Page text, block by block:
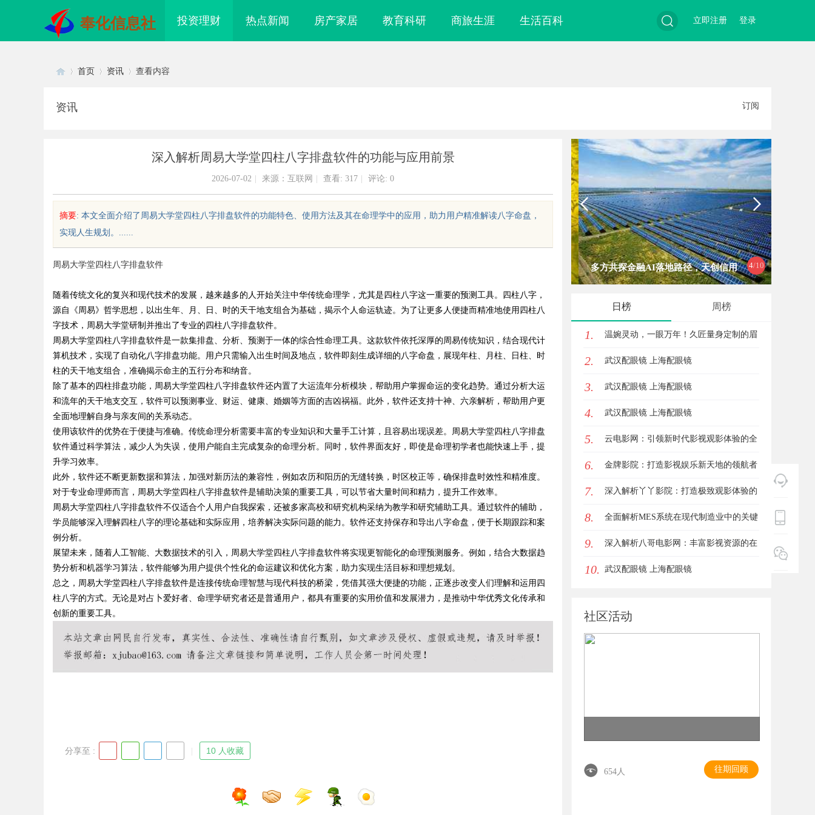
奉化信息社 投资理财 热点新闻 房产家居 教育科研 商旅生涯 生活百科
索
登录
立即注册
uz
!
Bo
首页 资讯 查看内容
资讯 订阅
深入解析周易大学堂四柱八字排盘软件的功能与应用前景
2026-07-02 来源：互联网 查看: 317 评论: 0
摘要: 本文全面介绍了周易大学堂四柱八字排盘软件的功能特色、使用方法及其在命理学中的应用，助力用户精准解读八字命盘，
实现人生规划。......
周易大学堂四柱八字排盘软件
随着传统文化的复兴和现代技术的发展，越来越多的人开始关注中华传统命理学，尤其是四柱八字这一重要的预测工具。四柱八字，
源自《周易》哲学思想，以出生年、月、日、时的天干地支组合为基础，揭示个人命运轨迹。为了让更多人便捷而精准地使用四柱八
字技术，周易大学堂研制并推出了专业的四柱八字排盘软件。
周易大学堂四柱八字排盘软件是一款集排盘、分析、预测于一体的综合性命理工具。这款软件依托深厚的周易传统知识，结合现代计
算机技术，实现了自动化八字排盘功能。用户只需输入出生时间及地点，软件即刻生成详细的八字命盘，展现年柱、月柱、日柱、时
柱的天干地支组合，准确揭示命主的五行分布和纳音。
除了基本的四柱排盘功能，周易大学堂四柱八字排盘软件还内置了大运流年分析模块，帮助用户掌握命运的变化趋势。通过分析大运
和流年的天干地支交互，软件可以预测事业、财运、健康、婚姻等方面的吉凶祸福。此外，软件还支持十神、六亲解析，帮助用户更
全面地理解自身与亲友间的关系动态。
使用该软件的优势在于便捷与准确。传统命理分析需要丰富的专业知识和大量手工计算，且容易出现误差。周易大学堂四柱八字排盘
软件通过科学算法，减少人为失误，使用户能自主完成复杂的命理分析。同时，软件界面友好，即使是命理初学者也能快速上手，提
升学习效率。
此外，软件还不断更新数据和算法，加强对新历法的兼容性，例如农历和阳历的无缝转换，时区校正等，确保排盘时效性和精准度。
对于专业命理师而言，周易大学堂四柱八字排盘软件是辅助决策的重要工具，可以节省大量时间和精力，提升工作效率。
周易大学堂四柱八字排盘软件不仅适合个人用户自我探索，还被多家高校和研究机构采纳为教学和研究辅助工具。通过软件的辅助，
学员能够深入理解四柱八字的理论基础和实际应用，培养解决实际问题的能力。软件还支持保存和导出八字命盘，便于长期跟踪和案
例分析。
展望未来，随着人工智能、大数据技术的引入，周易大学堂四柱八字排盘软件将实现更智能化的命理预测服务。例如，结合大数据趋
势分析和机器学习算法，软件能够为用户提供个性化的命运建议和优化方案，助力实现生活目标和理想规划。
总之，周易大学堂四柱八字排盘软件是连接传统命理智慧与现代科技的桥梁，凭借其强大便捷的功能，正逐步改变人们理解和运用四
柱八字的方式。无论是对占卜爱好者、命理学研究者还是普通用户，都具有重要的实用价值和发展潜力，是推动中华优秀文化传承和
创新的重要工具。
分享至 : 10 人收藏
4/10
眼镜 上海配眼镜
牌打造与市场开拓
多方共探金融AI落地路径，天创信用
日榜 周榜
1. 温婉灵动，一眼万年！久匠量身定制的眉
眼唇，才是你整张脸的点睛之笔！淡颜系
女生的气质加分项
2. 武汉配眼镜 上海配眼镜
3. 武汉配眼镜 上海配眼镜
4. 武汉配眼镜 上海配眼镜
5. 云电影网：引领新时代影视观影体验的全
新平台解析
6. 金牌影院：打造影视娱乐新天地的领航者
7. 深入解析丫丫影院：打造极致观影体验的
在线平台
8. 全面解析MES系统在现代制造业中的关键
作用与应用前景
9. 深入解析八哥电影网：丰富影视资源的在
线宝库
10. 武汉配眼镜 上海配眼镜
社区活动
654人 往期回顾